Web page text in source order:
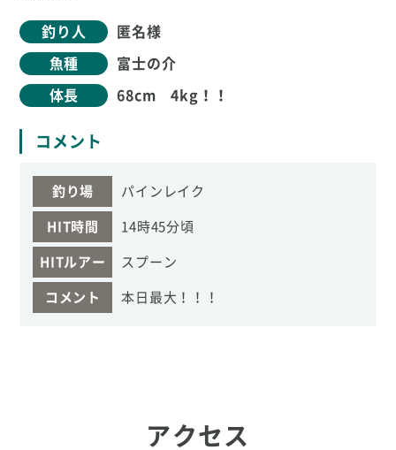
釣り人 匿名様
魚種 富士の介
体長 68cm 4kg！！
コメント
釣り場 パインレイク
HIT時間 14時45分頃
HITルアー スプーン
コメント 本日最大！！！
アクセス